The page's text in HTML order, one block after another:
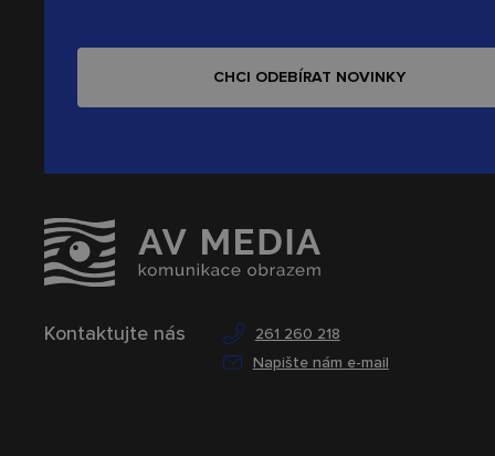
Kontaktujte nás
261 260 218
Napište nám e-mail
CHCI ODEBÍRAT NOVINKY